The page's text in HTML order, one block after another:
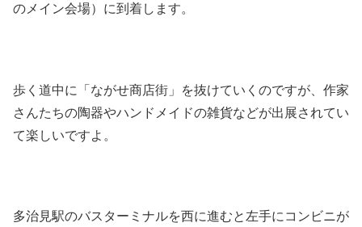
のメイン会場）に到着します。
歩く道中に「ながせ商店街」を抜けていくのですが、作家
さんたちの陶器やハンドメイドの雑貨などが出展されてい
て楽しいですよ。
多治見駅のバスターミナルを西に進むと左手にコンビニが